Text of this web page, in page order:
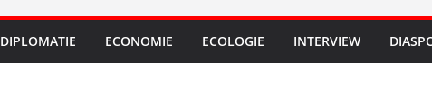
DIPLOMATIE ECONOMIE ECOLOGIE INTERVIEW